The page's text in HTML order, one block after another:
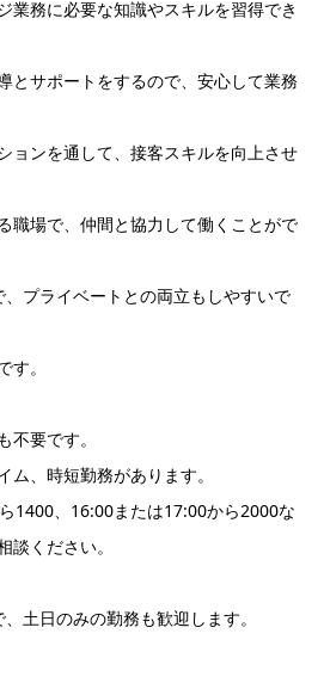
業務に必要な知識やスキルを習得でき
とサポートをするので、安心して業務
ョンを通して、接客スキルを向上させ
職場で、仲間と協力して働くことがで
プライベートとの両立もしやすいで
。
不要です。
、時短勤務があります。
1400、16:00または17:00から2000な
談ください。
土日のみの勤務も歓迎します。